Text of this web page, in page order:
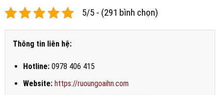
5/5 - (291 bình chọn)
Thông tin liên hệ:
Hotline:0978 406 415
Website: https://ruoungoaihn.com